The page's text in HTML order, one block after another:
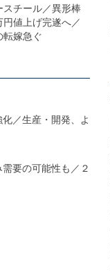
チール／異形棒
値上げ完遂へ／
転嫁急ぐ
／生産・開発、よ
要の可能性も／２